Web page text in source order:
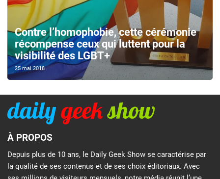
Contre l’homophobie, cette cérémonie
récompense ceux qui luttent pour la
visibilité des LGBT+
25 mai 2018
À PROPOS
Depuis plus de 10 ans, le Daily Geek Show se caractérise par
la qualité de ses contenus et de ses choix éditoriaux. Avec